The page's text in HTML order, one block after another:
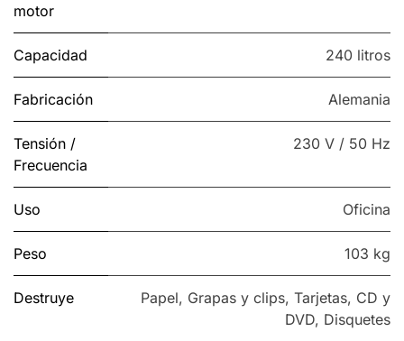
motor
Capacidad 240 litros
Fabricación Alemania
Tensión /
Frecuencia
230 V / 50 Hz
Uso Oficina
Peso 103 kg
Destruye Papel, Grapas y clips, Tarjetas, CD y
DVD, Disquetes